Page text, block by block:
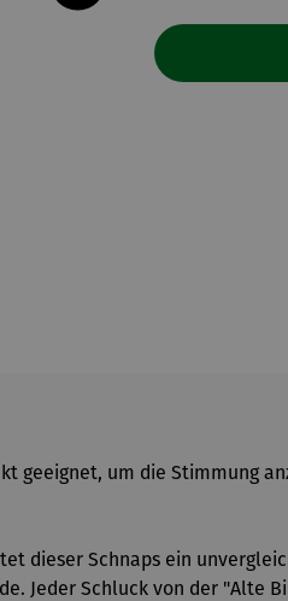
um die Stimmung
dieser Schnaps ein
Jeder Schluck von der "Alte